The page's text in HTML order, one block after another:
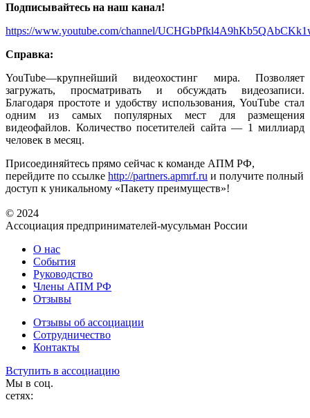
Подписывайтесь на наш канал!
https://www.youtube.com/channel/
Справка:
YouTube—крупнейший видеохостинг мира. Позволяет
загружать, просматривать и обсуждать видеозаписи.
Благодаря простоте и удобству использования, YouTube стал
одним из самых популярных мест для размещения
видеофайлов. Количество посетителей сайта — 1 миллиард
человек в месяц.
Присоединяйтесь прямо сейчас к команде АПМ РФ,
перейдите по ссылке http://partners.apmrf.ru и получите полный
доступ к уникальному «Пакету преимуществ»!
© 2024
Ассоциация предпринимателей-мусульман России
О нас
События
Руководство
Члены АПМ РФ
Отзывы
Отзывы об ассоциации
Сотрудничество
Контакты
Вступить в ассоциацию
Мы в соц.
сетях: